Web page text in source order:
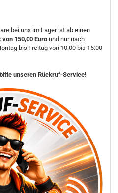
bei uns im Lager ist ab einen
150,00 Euro und nur nach
bis Freitag von 10:00 bis 16:00
unseren Rückruf-Service!